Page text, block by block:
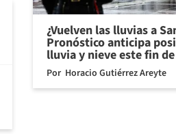
¿Vuelven las lluvias a
Pronóstico anticipa
lluvia y nieve este fin
Por Horacio Gutiérrez Areyte